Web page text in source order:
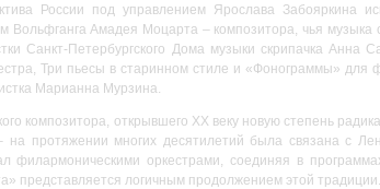
России под управлением Ярослава
Амадея Моцарта – композитора, чья музыка
Санкт-Петербургского Дома музыки скрипачка Анна
Три пьесы в старинном стиле и «Фонограммы» для
Марианна Мурзина.
композитора, открывшего XX веку новую степень
протяжении многих десятилетий была связана с
филармоническими оркестрами, соединяя в
представляется логичным продолжением этой традиции.